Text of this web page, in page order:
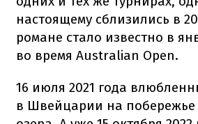
настоящему сблизились в
романе стало известно в
во время Australian Open.
16 июля 2021 года
в Швейцарии на побережье